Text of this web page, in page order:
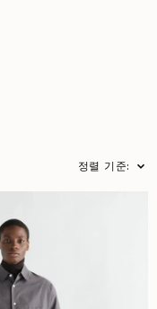
정렬 기준: